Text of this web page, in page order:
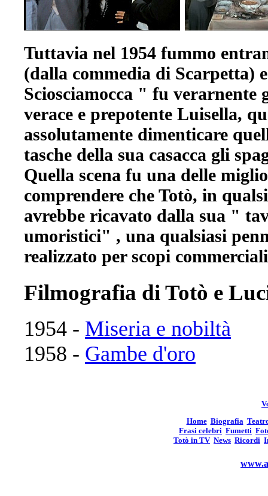
Tuttavia nel 1954 fummo
(dalla commedia di Scarpetta)
Sciosciamocca " fu verarnente
verace e prepotente Luisella,
assolutamente dimenticare
tasche della sua casacca gli
Quella scena fu una delle
comprendere che Totò, in
avrebbe ricavato dalla sua "
umoristici" , una qualsiasi
realizzato per scopi
Filmografia di Totò e
1954 - Miseria e nobiltà
1958 - Gambe d'oro
Home Biografia
Frasi celebri Fumetti
Totò in TV News Ricordi